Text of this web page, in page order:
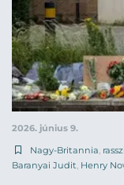
2026. június 9.
Nagy-Britannia
Baranyai Judit Henry